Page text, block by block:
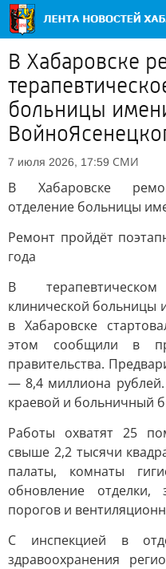
В Хабаровске
больницы
7 июля 2026, 17:59 СМИ
В Хабаровске
отделение больницы
Ремонт пройдёт
года
В
клинической больницы
в Хабаровске
этом сообщили в
правительства.
— 8,4 миллиона
краевой и больничный
Работы охватят 25
свыше 2,2 тысячи
палаты, комнаты
обновление отделки,
порогов и
С инспекцией в
здравоохранения